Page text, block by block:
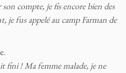
compte, je fis encore bien des
je fus appelé au camp Farman de
fini ! Ma femme malade, je ne